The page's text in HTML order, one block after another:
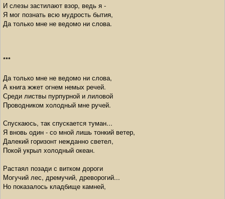
И слезы застилают взор, ведь я -
Я мог познать всю мудрость бытия,
Да только мне не ведомо ни слова.
***
Да только мне не ведомо ни слова,
А книга жжет огнем немых речей.
Среди листвы пурпурной и лиловой
Проводником холодный мне ручей.
Спускаюсь, так спускается туман...
Я вновь один - со мной лишь тонкий ветер,
Далекий горизонт нежданно светел,
Покой укрыл холодный океан.
Растаял позади с витком дороги
Могучий лес, дремучий, древорогий...
Но показалось кладбище камней,